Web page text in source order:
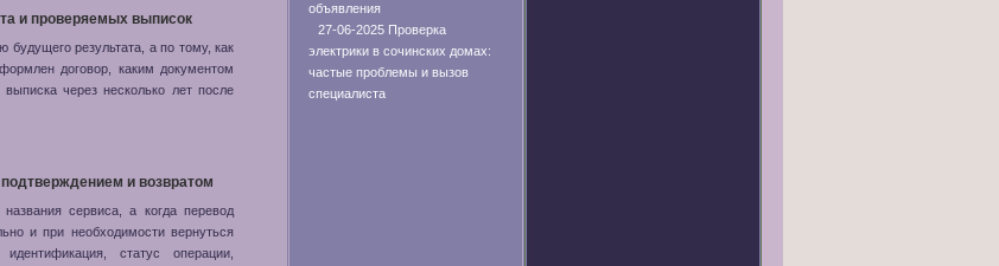
и проверяемых выписок
результата, а по тому, как
договор, каким документом
через несколько лет после
и возвратом
сервиса, а когда перевод
и при необходимости вернуться
статус операции,
объявления
27-06-2025 Проверка
электрики в сочинских домах:
частые проблемы и вызов
специалиста